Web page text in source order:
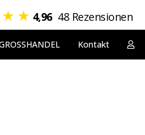
★ ★ 4,96 48 Rezensionen
Kontakt